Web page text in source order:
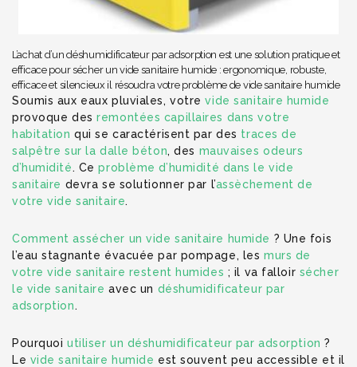
L’achat d’un déshumidificateur par adsorption est une solution pratique et
efficace pour sécher un vide sanitaire humide : ergonomique, robuste,
efficace et silencieux il résoudra votre problème de vide sanitaire humide
Soumis aux eaux pluviales, votrevide sanitaire humide
provoque desremontées capillaires dans votre
habitation qui se caractérisent par des traces de
salpêtre sur la dalle béton, des mauvaises odeurs
d’humidité. Ceproblème d’humidité dans le vide
sanitaire devra se solutionner par l’assèchement de
votre vide sanitaire.
Comment assécher un vide sanitaire humide ? Une fois
l’eau stagnante évacuée par pompage, les murs de
votre vide sanitaire restent humides ; il va falloir sécher
le vide sanitaire avec un déshumidificateur par
adsorption.
Pourquoiutiliser un déshumidificateur par adsorption ?
Le vide sanitaire humide est souvent peu accessible et il